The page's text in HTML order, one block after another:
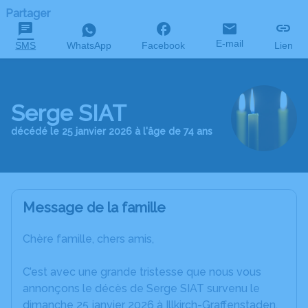
Partager
SMS WhatsApp Facebook E-mail Lien
Serge SIAT
décédé le 25 janvier 2026 à l'âge de 74 ans
Message de la famille
Chère famille, chers amis,
C’est avec une grande tristesse que nous vous
annonçons le décès de Serge SIAT survenu le
dimanche 25 janvier 2026 à Illkirch-Graffenstaden.